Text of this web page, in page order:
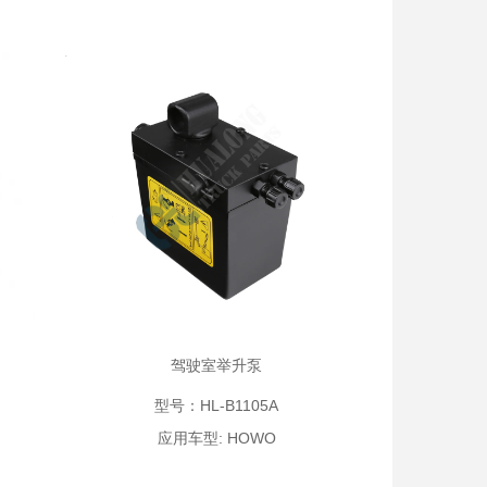
驾驶室举升泵
型号：HL-B1105A
应用车型: HOWO